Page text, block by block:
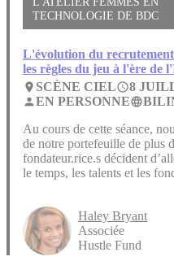
TECHNOLOGIE DE BDC
L'évolution du recrutement
les règles du jeu à l'ère de
place SCÈNE CIELaccess_time8
personEN PERSONNElanguage
Au cours de cette séance,
de notre portefeuille de plus
fondateur.rice.s décident
le temps, les talents et les
Haley Bryant
Associée
Hustle Fund